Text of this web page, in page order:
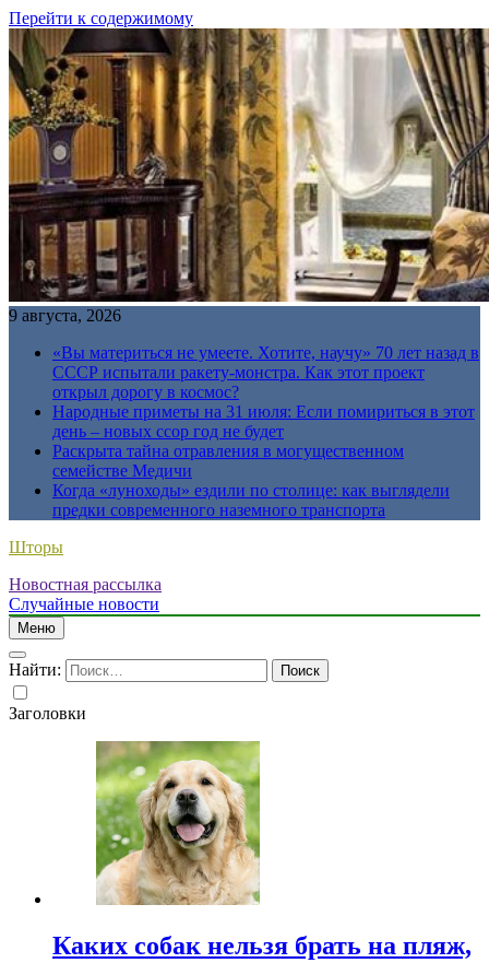
Перейти к содержимому
9 августа, 2026
«Вы материться не умеете. Хотите, научу» 70 лет назад в
СССР испытали ракету-монстра. Как этот проект
открыл дорогу в космос?
Народные приметы на 31 июля: Если помириться в этот
день – новых ссор год не будет
Раскрыта тайна отравления в могущественном
семействе Медичи
Когда «луноходы» ездили по столице: как выглядели
предки современного наземного транспорта
Шторы
Новостная рассылка
Случайные новости
Меню
Найти:
Заголовки
Каких собак нельзя брать на пляж,